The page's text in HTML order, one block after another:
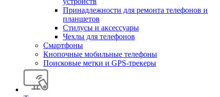
Принадлежности для ремонта телефонов и
планшетов
Стилусы и аксессуары
Чехлы для телефонов
Смартфоны
Кнопочные мобильные телефоны
Поисковые метки и GPS-трекеры